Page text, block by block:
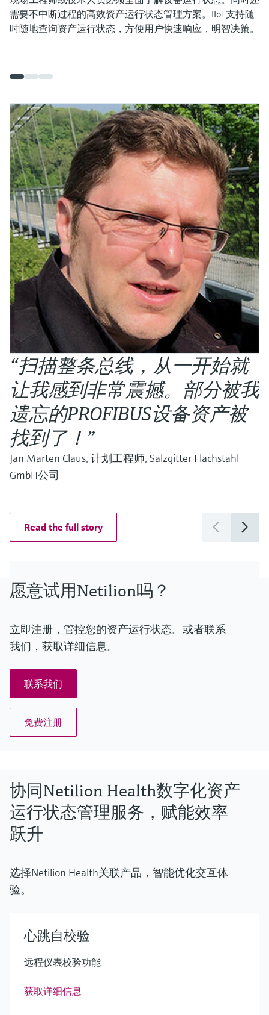
需要不中断过程的高效资产运行状态管理方案。IIoT支持随
时随地查询资产运行状态，方便用户快速响应，明智决策。
“扫描整条总线，从一开始就
让我感到非常震撼。部分被我
遗忘的PROFIBUS设备资产被
找到了！”
Jan Marten Claus, 计划工程师, Salzgitter Flachstahl
GmbH公司
Read the full story
愿意试用Netilion吗？
立即注册，管控您的资产运行状态。或者联系
我们，获取详细信息。
联系我们
免费注册
协同Netilion Health数字化资产
运行状态管理服务，赋能效率
跃升
选择Netilion Health关联产品，智能优化交互体
验。
心跳自校验
远程仪表校验功能
获取详细信息